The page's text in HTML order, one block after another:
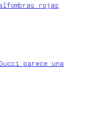
alfombras rojas
parece una